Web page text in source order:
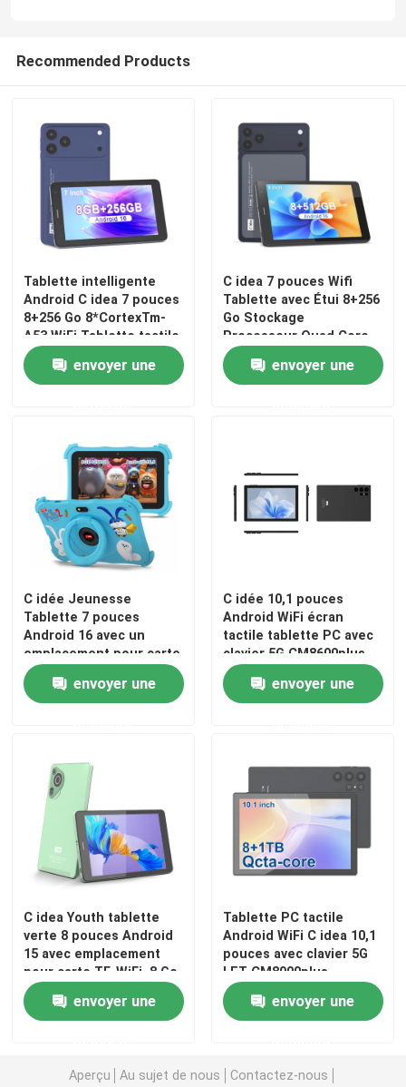
SOUMETTRE
Aperçu
Produits
Vidéos
Recommended Products
Tablette intelligente
Android C idea 7 pouces
8+256 Go 8*CortexTm-
A53 WiFi Tablette tactile
HD CM517 air
envoyer une
C idea 7 pouces Wifi
Tablette avec Étui 8+256
Go Stockage
Processeur Quad Core
Écran tactile IPS
600x1024 CM517 air
envoyer une
C idée Jeunesse
Tablette 7 pouces
Android 16 avec un
emplacement pour carte
tf, WiFi, 8 Go + 256 Go,
1024 * 600 CM89
envoyer une
C idée 10,1 pouces
Android WiFi écran
tactile tablette PC avec
clavier 5G CM8600plus
envoyer une
C idea Youth tablette
verte 8 pouces Android
15 avec emplacement
pour carte TF, WiFi, 8 Go
+ 512 Go, 800*1280 IPS
incell CM828envoyer une
Tablette PC tactile
Android WiFi C idea 10,1
pouces avec clavier 5G
LET CM8900plus
envoyer une
Aperçu Au sujet de nous
Contactez-nous